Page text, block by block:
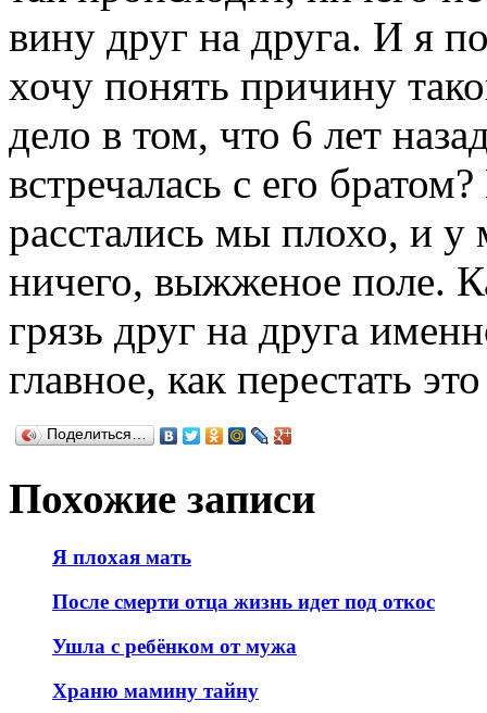
вину друг на друга. И я
хочу понять причину
дело в том, что 6 лет
встречалась с его
расстались мы плохо, и у
ничего, выжженое поле.
грязь друг на друга
главное, как перестать
Поделиться…
Похожие записи
Я плохая мать
После смерти отца жизнь идет под откос
Ушла с ребёнком от мужа
Храню мамину тайну